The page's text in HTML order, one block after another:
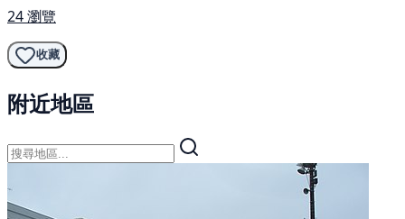
24 瀏覽
收藏
附近地區